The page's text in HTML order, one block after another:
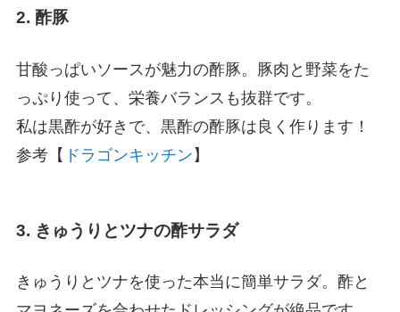
2. 酢豚
甘酸っぱいソースが魅力の酢豚。豚肉と野菜をた
っぷり使って、栄養バランスも抜群です。
私は黒酢が好きで、黒酢の酢豚は良く作ります！
参考【 ドラゴンキッチン 】
3. きゅうりとツナの酢サラダ
きゅうりとツナを使った本当に簡単サラダ。酢と